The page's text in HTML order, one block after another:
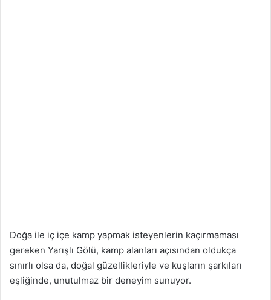
Doğa ile iç içe kamp yapmak isteyenlerin kaçırmaması
gereken Yarışlı Gölü, kamp alanları açısından oldukça
sınırlı olsa da, doğal güzellikleriyle ve kuşların şarkıları
eşliğinde, unutulmaz bir deneyim sunuyor.